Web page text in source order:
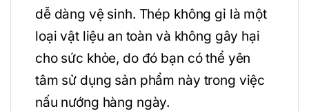
dễ dàng vệ sinh. Thép không gỉ là một
loại vật liệu an toàn và không gây hại
cho sức khỏe, do đó bạn có thể yên
tâm sử dụng sản phẩm này trong việc
nấu nướng hàng ngày.